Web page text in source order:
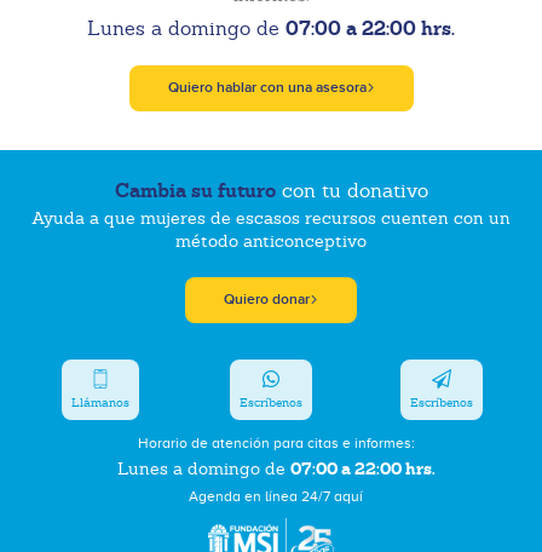
Lunes a domingo de 07:00 a 22:00 hrs.
Quiero hablar con una asesora
Cambia su futurocon tu donativo
Ayuda a que mujeres de escasos recursos cuenten con un
método anticonceptivo
Quiero donar
Horario de atención para citas e informes:
Lunes a domingo de 07:00 a 22:00 hrs.
Agenda en línea 24/7 aquí
Llámanos Escríbenos Escríbenos